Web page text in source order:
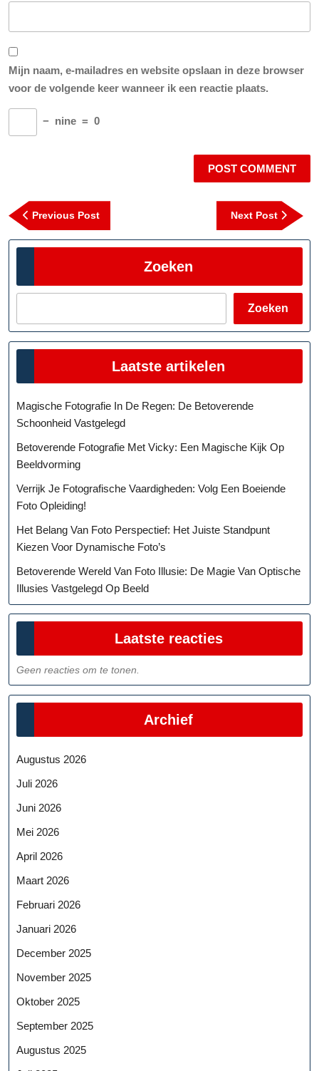
Mijn naam, e-mailadres en website opslaan in deze browser
voor de volgende keer wanneer ik een reactie plaats.
− nine = 0
Berichtnavigatie
Previous PostPrevious
Post
Next Post
Next
Post
Zoeken
Zoeken
Laatste artikelen
Magische Fotografie In De Regen: De Betoverende
Schoonheid Vastgelegd
Betoverende Fotografie Met Vicky: Een Magische Kijk Op
Beeldvorming
Verrijk Je Fotografische Vaardigheden: Volg Een Boeiende
Foto Opleiding!
Het Belang Van Foto Perspectief: Het Juiste Standpunt
Kiezen Voor Dynamische Foto’s
Betoverende Wereld Van Foto Illusie: De Magie Van Optische
Illusies Vastgelegd Op Beeld
Laatste reacties
Geen reacties om te tonen.
Archief
Augustus 2026
Juli 2026
Juni 2026
Mei 2026
April 2026
Maart 2026
Februari 2026
Januari 2026
December 2025
November 2025
Oktober 2025
September 2025
Augustus 2025